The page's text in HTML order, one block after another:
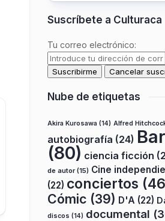
Suscríbete a Culturaca
Tu correo electrónico:
Nube de etiquetas
Akira Kurosawa (14) Alfred
autobiografía (24)
(80) ciencia ficción
de autor(15) Cine
(22) conciertos
Cómic (39) D'A (22)
discos (14) documental